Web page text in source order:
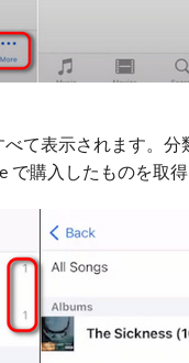
て表示されます。
で購入したものを取得